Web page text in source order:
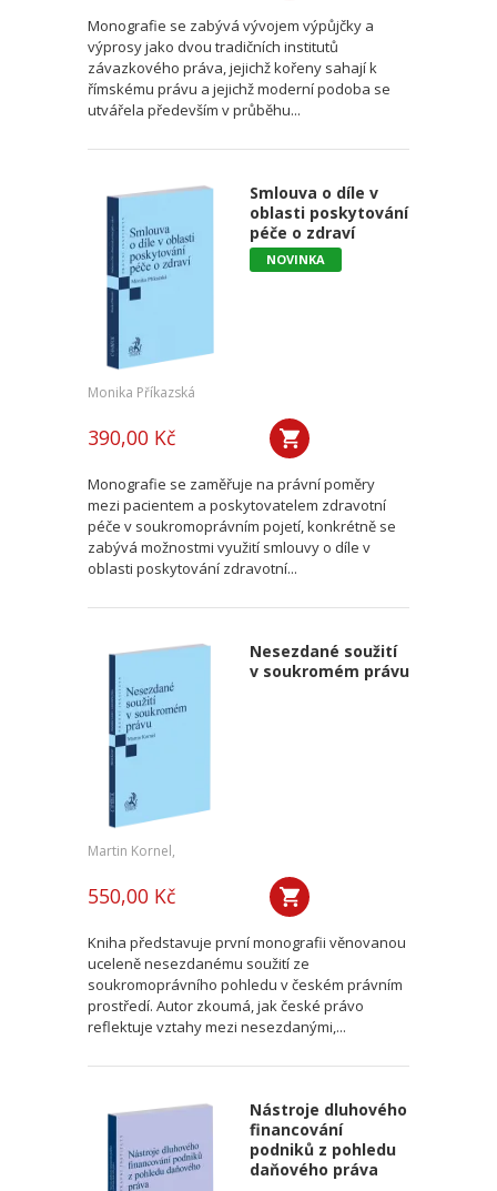
Monografie se zabývá vývojem výpůjčky a
výprosy jako dvou tradičních institutů
závazkového práva, jejichž kořeny sahají k
římskému právu a jejichž moderní podoba se
utvářela především v průběhu...
Smlouva o díle v
oblasti poskytování
péče o zdraví
NOVINKA
Monika Příkazská
390,00 Kč
Monografie se zaměřuje na právní poměry
mezi pacientem a poskytovatelem zdravotní
péče v soukromoprávním pojetí, konkrétně se
zabývá možnostmi využití smlouvy o díle v
oblasti poskytování zdravotní...
Nesezdané soužití
v soukromém právu
Martin Kornel,
550,00 Kč
Kniha představuje první monografii věnovanou
uceleně nesezdanému soužití ze
soukromoprávního pohledu v českém právním
prostředí. Autor zkoumá, jak české právo
reflektuje vztahy mezi nesezdanými,...
Nástroje dluhového
financování
podniků z pohledu
daňového práva